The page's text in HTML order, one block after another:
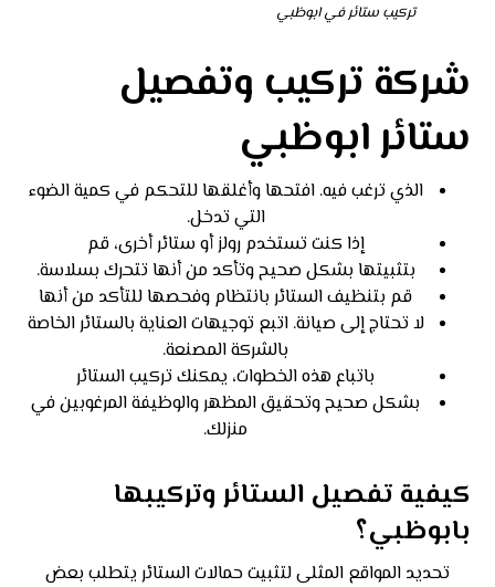
تركيب ستائر في ابوظبي
شركة تركيب وتفصيل
ستائر ابوظبي
الذي ترغب فيه. افتحها وأغلقها للتحكم في كمية الضوء
التي تدخل.
إذا كنت تستخدم رولز أو ستائر أخرى، قم
بتثبيتها بشكل صحيح وتأكد من أنها تتحرك بسلاسة.
قم بتنظيف الستائر بانتظام وفحصها للتأكد من أنها
لا تحتاج إلى صيانة. اتبع توجيهات العناية بالستائر الخاصة
بالشركة المصنعة.
باتباع هذه الخطوات، يمكنك تركيب الستائر
بشكل صحيح وتحقيق المظهر والوظيفة المرغوبين في
منزلك.
كيفية تفصيل الستائر وتركيبها
بابوظبي؟
تحديد المواقع المثلى لتثبيت حمالات الستائر يتطلب بعض